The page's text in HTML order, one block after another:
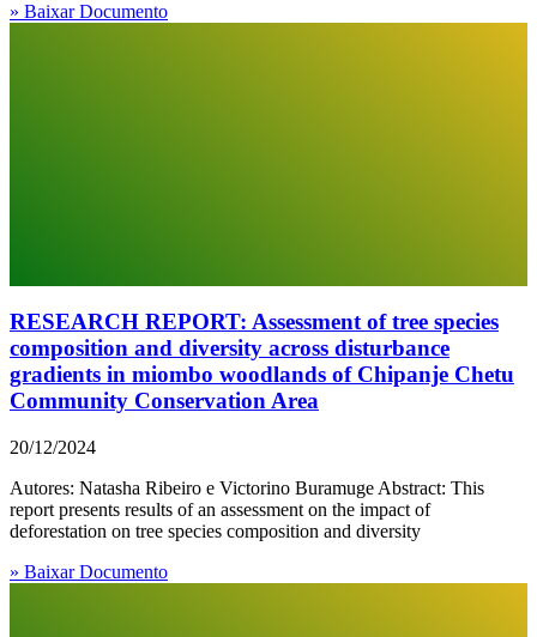
» Baixar Documento
RESEARCH REPORT: Assessment of tree species
composition and diversity across disturbance
gradients in miombo woodlands of Chipanje Chetu
Community Conservation Area
20/12/2024
Autores: Natasha Ribeiro e Victorino Buramuge Abstract: This
report presents results of an assessment on the impact of
deforestation on tree species composition and diversity
» Baixar Documento